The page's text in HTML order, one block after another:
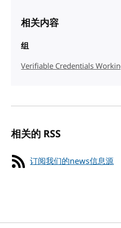
相关内容
组
Verifiable Credentials
相关的 RSS
订阅我们的news信息源